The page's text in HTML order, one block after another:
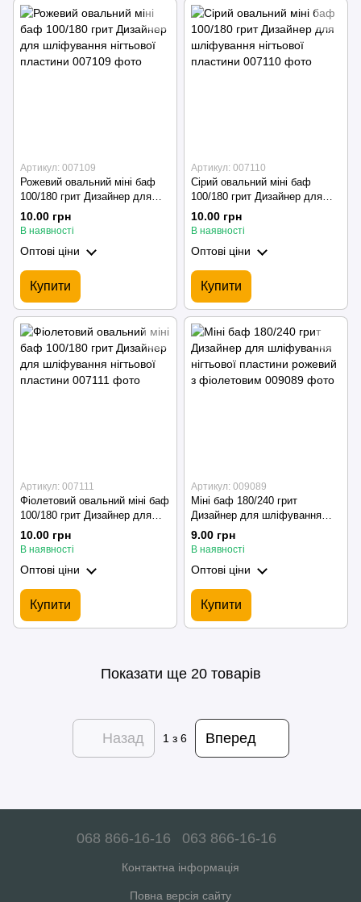
Артикул: 007109
Рожевий овальний міні баф
100/180 грит Дизайнер для
шліфування нігтьової
пластини
10.00 грн
В наявності
Оптові ціни
Купити
Артикул: 007110
Сірий овальний міні баф
100/180 грит Дизайнер для
шліфування нігтьової
пластини
10.00 грн
В наявності
Оптові ціни
Купити
Артикул: 007111
Фіолетовий овальний міні баф
100/180 грит Дизайнер для
шліфування нігтьової
пластини
10.00 грн
В наявності
Оптові ціни
Купити
Артикул: 009089
Міні баф 180/240 грит
Дизайнер для шліфування
нігтьової пластини рожевий з
фіолетовим
9.00 грн
В наявності
Оптові ціни
Купити
Показати ще 20 товарів
Назад 1з 6 Вперед
068 866-16-16 063 866-16-16
Контактна інформація
Повна версія сайту